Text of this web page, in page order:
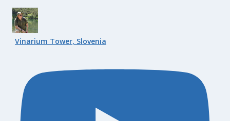
Vinarium Tower, Slovenia